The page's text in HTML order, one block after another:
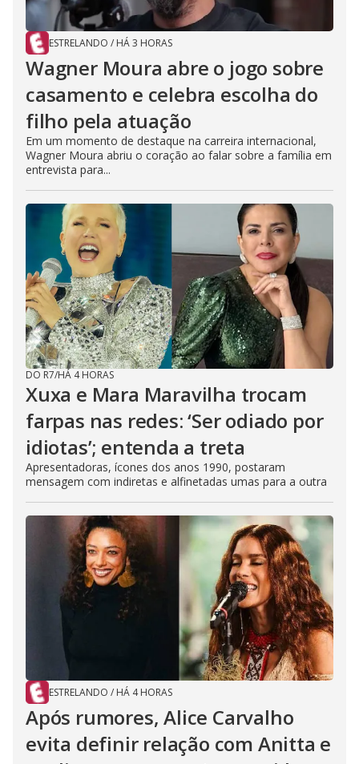
ESTRELANDO / HÁ 3 HORAS
Wagner Moura abre o jogo sobre
casamento e celebra escolha do
filho pela atuação
Em um momento de destaque na carreira internacional,
Wagner Moura abriu o coração ao falar sobre a família em
entrevista para...
DO R7/HÁ 4 HORAS
Xuxa e Mara Maravilha trocam
farpas nas redes: ‘Ser odiado por
idiotas’; entenda a treta
Apresentadoras, ícones dos anos 1990, postaram
mensagem com indiretas e alfinetadas umas para a outra
ESTRELANDO / HÁ 4 HORAS
Após rumores, Alice Carvalho
evita definir relação com Anitta e